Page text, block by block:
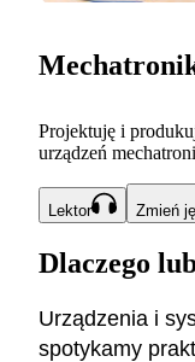
Projektuję i
urządzeń
Lektor Zmień
Dlaczego
Urządzenia i
spotykamy